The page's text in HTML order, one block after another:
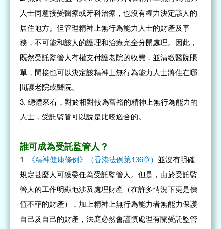
人士同意接受醫療或牙科治療，也沒有權力決定該人的
居住地方。但管理精神上無行為能力人士的財產及事
務，不可能和該人的護理和治療完全分開處理。因此，
既然受託監管人有權支付護老院的收費，並清繳醫院賬
單，間接也可以決定該精神上無行為能力人士將住在哪
間護老院或醫院。
總體來看，對於相對較為富裕的精神上無行為能力的
人士，受託監管可以說是比較適合的。
誰可成為受託監管人？
《精神健康條例》（香港法例第136章） 並沒有明確
規定甚麼人可獲委任為受託監管人。但是，由於受託監
管人的工作明顯地涉及處理財產（在許多情況下更是價
值不菲的財產），加上精神上無行為能力者無能力保護
自己及自己的財產，法庭必然會謹慎處理有關受託監管